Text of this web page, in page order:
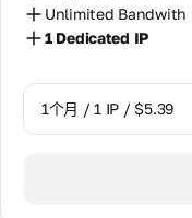
Unlimited Bandwith
1 Dedicated IP
1个月 / 1 IP / $5.39